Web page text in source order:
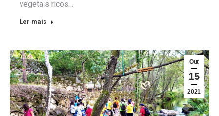
vegetais ricos…
Ler mais
Out
15
2021